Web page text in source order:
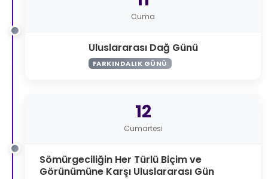
Cuma
Uluslararası Dağ Günü
FARKINDALIK GÜNÜ
12
Cumartesi
Sömürgeciliğin Her Türlü Biçim ve
Görünümüne Karşı Uluslararası Gün